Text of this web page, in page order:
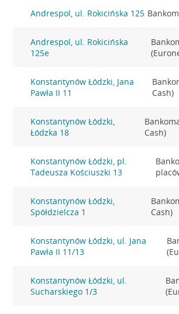
Andrespol, ul. Rokicińska 125
Andrespol, ul. Rokicińska
125e
Konstantynów Łódzki, Jana
Pawła II 11
Cash)
Konstantynów Łódzki,
Łódzka 18
Cash)
Konstantynów Łódzki, pl.
Tadeusza Kościuszki 13
Konstantynów Łódzki,
Spółdzielcza 1
Cash)
Konstantynów Łódzki, ul. Jana
Pawła II 11/13
Konstantynów Łódzki, ul.
Sucharskiego 1/3